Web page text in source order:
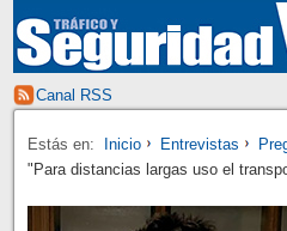
Canal RSS
Estás en: Inicio Entrevistas
"Para distancias largas uso el